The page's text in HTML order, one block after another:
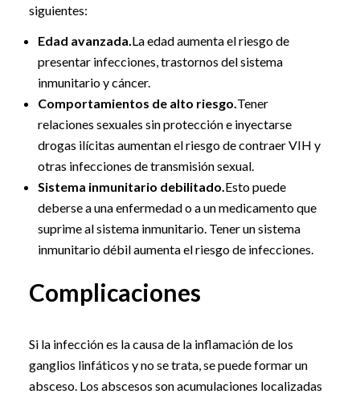
siguientes:
Edad avanzada.La edad aumenta el riesgo de
presentar infecciones, trastornos del sistema
inmunitario y cáncer.
Comportamientos de alto riesgo.Tener
relaciones sexuales sin protección e inyectarse
drogas ilícitas aumentan el riesgo de contraer VIH y
otras infecciones de transmisión sexual.
Sistema inmunitario debilitado.Esto puede
deberse a una enfermedad o a un medicamento que
suprime al sistema inmunitario. Tener un sistema
inmunitario débil aumenta el riesgo de infecciones.
Complicaciones
Si la infección es la causa de la inflamación de los
ganglios linfáticos y no se trata, se puede formar un
absceso. Los abscesos son acumulaciones localizadas